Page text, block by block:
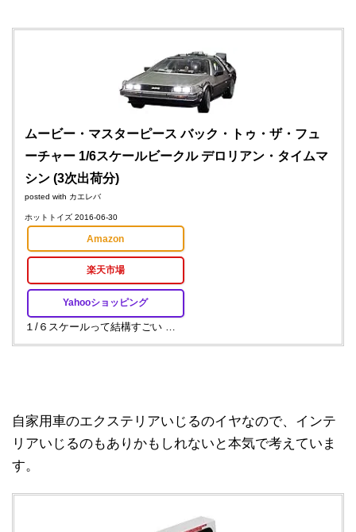
ムービー・マスターピース バック・トゥ・ザ・フュ
ーチャー 1/6スケールビークル デロリアン・タイムマ
シン (3次出荷分)
posted with カエレバ
ホットトイズ 2016-06-30
Amazon
楽天市場
Yahooショッピング
１/６スケールって結構すごい …
自家用車のエクステリアいじるのイヤなので、インテ
リアいじるのもありかもしれないと本気で考えていま
す。